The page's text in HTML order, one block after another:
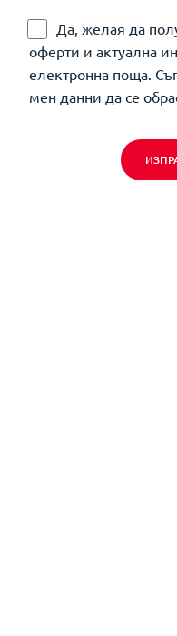
Да, желая да
оферти и актуална
електронна поща.
мен данни да се